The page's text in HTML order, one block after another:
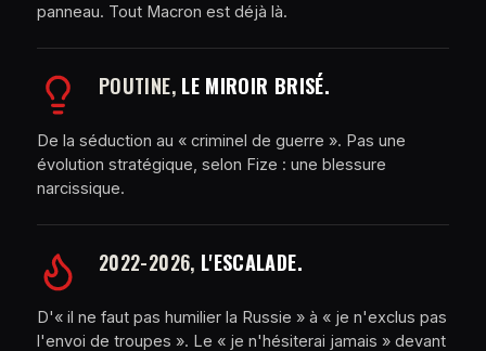
panneau. Tout Macron est déjà là.
POUTINE, LE MIROIR BRISÉ.
De la séduction au « criminel de guerre ». Pas une
évolution stratégique, selon Fize : une blessure
narcissique.
2022-2026, L'ESCALADE.
D'« il ne faut pas humilier la Russie » à « je n'exclus pas
l'envoi de troupes ». Le « je n'hésiterai jamais » devant